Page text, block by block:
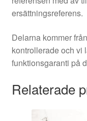
ersättningsreferens.
Delarna kommer
kontrollerade och vi
funktionsgaranti på
Relaterade